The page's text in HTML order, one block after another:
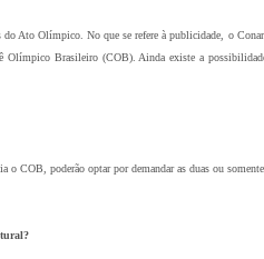
Ato Olímpico. No que se refere à publicidade, o
Brasileiro (COB). Ainda existe a
COB, poderão optar por demandar as duas ou